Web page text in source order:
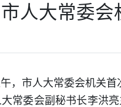
市人大常委
午，市人大常委会机关
常委会副秘书长李洪